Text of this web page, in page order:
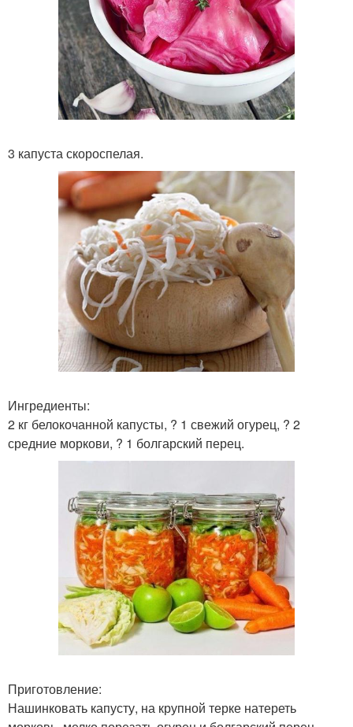
3 капуста скороспелая.
Ингредиенты:
2 кг белокочанной капусты, ? 1 свежий огурец, ? 2
средние моркови, ? 1 болгарский перец.
Приготовление:
Нашинковать капусту, на крупной терке натереть